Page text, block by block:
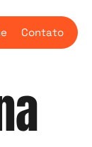
Contato